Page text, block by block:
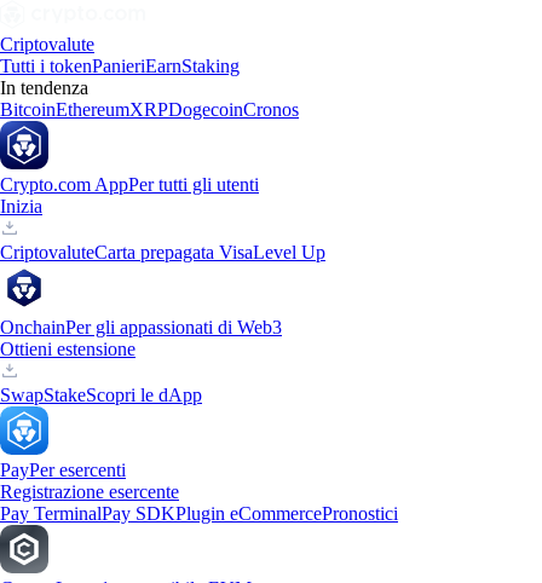
Criptovalute
Tutti i tokenPanieriEarnStaking
In tendenza
BitcoinEthereumXRPDogecoinCronos
Crypto.com AppPer tutti gli utenti
Inizia
CriptovaluteCarta prepagata VisaLevel Up
OnchainPer gli appassionati di Web3
Ottieni estensione
SwapStakeScopri le dApp
PayPer esercenti
Registrazione esercente
Pay TerminalPay SDKPlugin eCommercePronostici